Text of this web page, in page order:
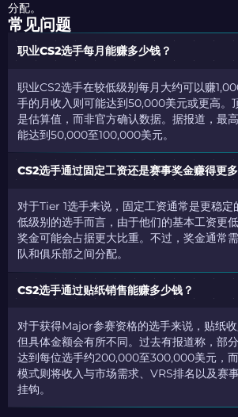
分配。
常见问题
职业CS2选手每月能赚多少钱？
职业CS2选手在较低级别每月大约可以赚
手的月收入则可能达到50,000美元或更高。
是估算值，而非官方确认数据。据报道，最
能达到50,000至100,000美元。
CS2选手通过固定工资还是赛事奖金赚得更多
对于Tier 1选手来说，固定工资通常是更稳定
低级别的选手而言，由于他们的基本工资更
奖金可能会占据更大比重。不过，奖金通常
队和俱乐部之间分配。
CS2选手通过贴纸销售能赚多少钱？
对于获得Major参赛资格的选手来说，贴纸收
但具体金额会有所不同。过去有报道称，部
达到每位选手约200,000至300,000美元，
模式则将收入与市场需求、VRS排名以及赛
挂钩。